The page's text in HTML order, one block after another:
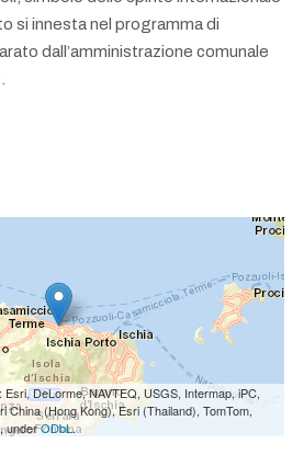
si innesta nel programma di
dall’amministrazione comunale
DeLorme, NAVTEQ, USGS, Intermap, iPC,
China (Hong Kong), Esri (Thailand), TomTom,
, underODbL.